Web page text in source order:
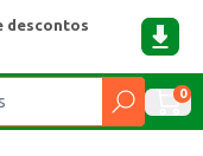
descontos
0